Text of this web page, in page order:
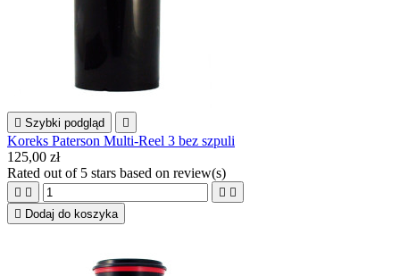
 Szybki podgląd 
Koreks Paterson Multi-Reel 3 bez szpuli
125,00 zł
Rated out of 5 stars based on review(s)
   
 Dodaj do koszyka